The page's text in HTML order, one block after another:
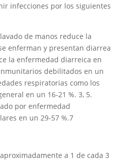
infecciones por los siguientes
de manos reduce la
enferman y presentan diarrea
la enfermedad diarreica en
debilitados en un
respiratorias como los
en un 16-21 %. 3, 5.
por enfermedad
en un 29-57 %.7
a 1 de cada 3